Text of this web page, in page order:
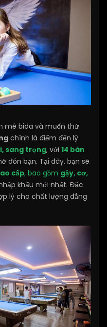
mê bida và muốn thử
chính là điểm đến lý
sang trọng, với 14 bàn
đón bạn. Tại đây, bạn sẽ
cấp, bao gồm gậy, cơ,
khẩu mới nhất. Đặc
lý cho chất lượng đẳng